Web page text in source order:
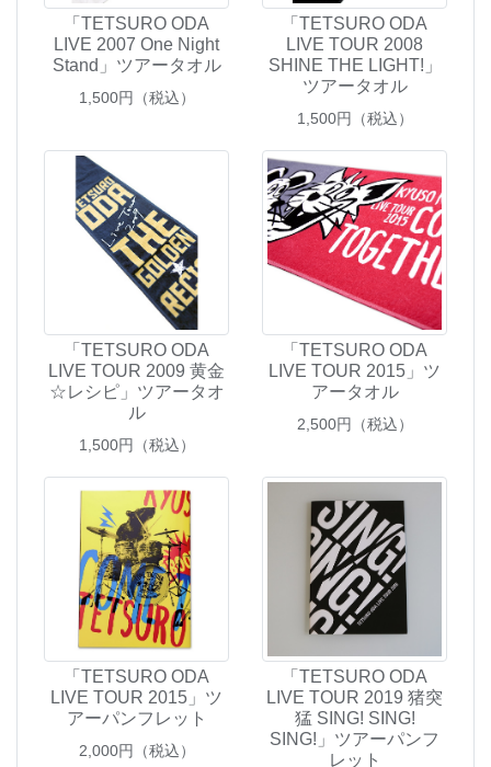
「TETSURO ODA
LIVE 2007 One Night
Stand」ツアータオル
1,500円（税込）
「TETSURO ODA
LIVE TOUR 2008
SHINE THE LIGHT!」
ツアータオル
1,500円（税込）
「TETSURO ODA
LIVE TOUR 2009 黄金
☆レシピ」ツアータオ
ル
1,500円（税込）
「TETSURO ODA
LIVE TOUR 2015」ツ
アータオル
2,500円（税込）
「TETSURO ODA
LIVE TOUR 2015」ツ
アーパンフレット
2,000円（税込）
「TETSURO ODA
LIVE TOUR 2019 猪突
猛 SING! SING!
SING!」ツアーパンフ
レット